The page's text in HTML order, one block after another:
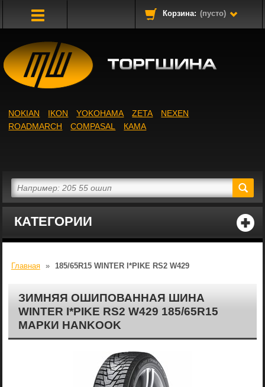
Корзина: (пусто)
КАТЕГОРИИ
NOKIAN IKON YOKOHAMA ZETA
NEXEN
ROADMARCH
COMPASAL КАМА
Главная » 185/65R15 WINTER I*PIKE RS2 W429
ЗИМНЯЯ ОШИПОВАННАЯ ШИНА
WINTER I*PIKE RS2 W429 185/65R15
МАРКИ HANKOOK